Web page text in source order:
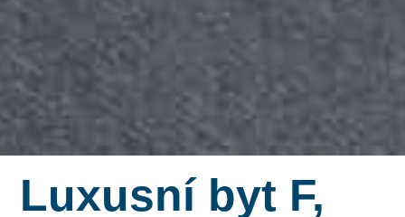
Luxusní byt F,